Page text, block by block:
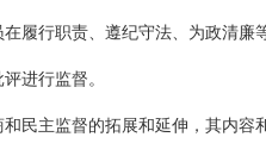
履行职责、遵纪守法、为政清廉
进行监督。
主监督的拓展和延伸，其内容